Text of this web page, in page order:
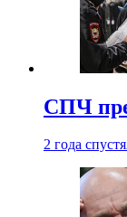
СПЧ
2 года спустя